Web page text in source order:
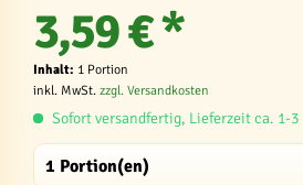
3,59 € *
Inhalt: 1 Portion
inkl. MwSt. zzgl. Versandkosten
Sofort versandfertig, Lieferzeit ca. 1-3